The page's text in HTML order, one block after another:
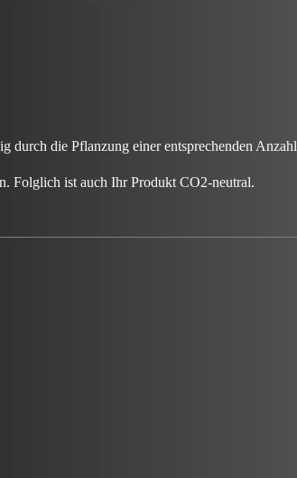
durch die Pflanzung einer entsprechenden Anzahl
Folglich ist auch Ihr Produkt CO2-neutral.